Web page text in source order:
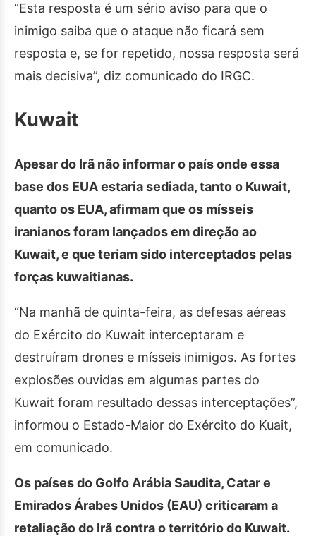
“Esta resposta é um sério aviso para que o
inimigo saiba que o ataque não ficará sem
resposta e, se for repetido, nossa resposta será
mais decisiva”, diz comunicado do IRGC.
Kuwait
Apesar do Irã não informar o país onde essa
base dos EUA estaria sediada, tanto o Kuwait,
quanto os EUA, afirmam que os mísseis
iranianos foram lançados em direção ao
Kuwait, e que teriam sido interceptados pelas
forças kuwaitianas.
“Na manhã de quinta-feira, as defesas aéreas
do Exército do Kuwait interceptaram e
destruíram drones e mísseis inimigos. As fortes
explosões ouvidas em algumas partes do
Kuwait foram resultado dessas interceptações”,
informou o Estado-Maior do Exército do Kuait,
em comunicado.
Os países do Golfo Arábia Saudita, Catar e
Emirados Árabes Unidos (EAU) criticaram a
retaliação do Irã contra o território do Kuwait.